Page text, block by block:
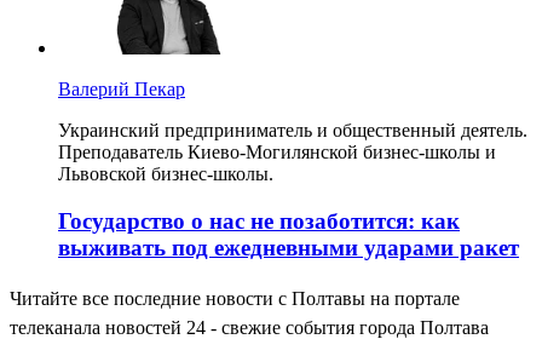
Валерий Пекар
Украинский предприниматель и общественный деятель.
Преподаватель Киево-Могилянской бизнес-школы и
Львовской бизнес-школы.
Государство о нас не позаботится: как
выживать под ежедневными ударами ракет
Читайте все последние новости с Полтавы на портале
телеканала новостей 24 - свежие события города Полтава